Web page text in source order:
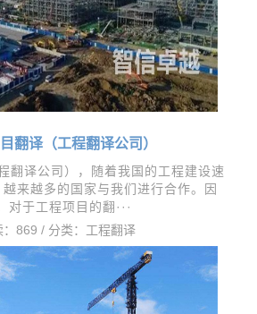
翻译（工程翻译公司）
翻译公司），随着我国的工程建设速
来越多的国家与我们进行合作。因
对于工程项目的翻···
：869 / 分类： 工程翻译